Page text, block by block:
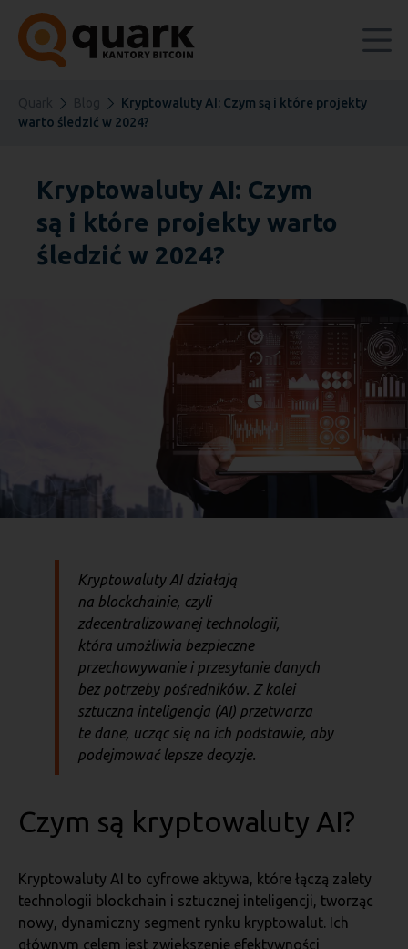
Kryptowaluty AI: Czym są i które projekty
warto śledzić w 2024?
Kryptowaluty AI: Czym
są i które projekty warto
śledzić w 2024?
Kryptowaluty AI działają
na blockchainie, czyli
zdecentralizowanej technologii,
która umożliwia bezpieczne
przechowywanie i przesyłanie danych
bez potrzeby pośredników. Z kolei
sztuczna inteligencja (AI) przetwarza
te dane, ucząc się na ich podstawie, aby
podejmować lepsze decyzje.
Czym są kryptowaluty AI?
Kryptowaluty AI to cyfrowe aktywa, które łączą zalety
technologii blockchain i sztucznej inteligencji, tworząc
nowy, dynamiczny segment rynku kryptowalut. Ich
głównym celem jest zwiększenie efektywności